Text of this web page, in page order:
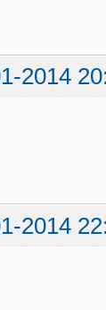
2014
2014